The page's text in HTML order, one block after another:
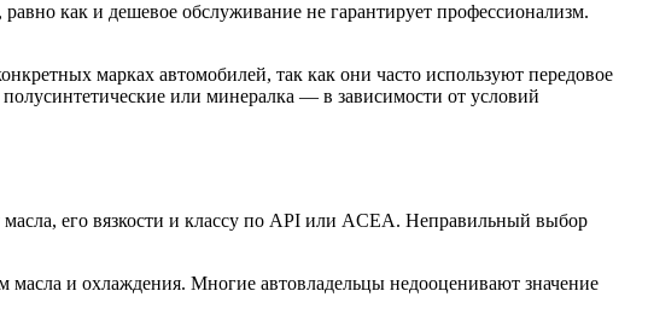
как и дешевое обслуживание не гарантирует профессионализм.
марках автомобилей, так как они часто используют передовое
или минералка — в зависимости от условий
масла, его вязкости и классу по API или ACEA. Неправильный выбор
масла и охлаждения. Многие автовладельцы недооценивают значение